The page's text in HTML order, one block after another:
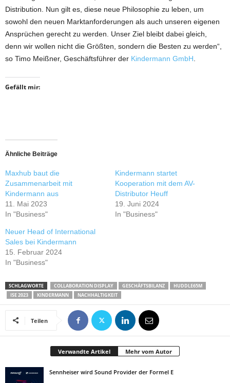
Distribution. Nun gilt es, diese neue Philosophie zu leben, um
sowohl den neuen Marktanforderungen als auch unseren eigenen
Ansprüchen gerecht zu werden. Unser Ziel bleibt dabei gleich,
denn wir wollen nicht die Größten, sondern die Besten zu werden“,
so Timo Meißner, Geschäftsführer der Kindermann GmbH
Gefällt mir:
Ähnliche Beiträge
Maxhub baut die
Zusammenarbeit mit
Kindermann aus
11. Mai 2023
In "Business"
Kindermann startet
Kooperation mit dem AV-
Distributor Heuff
19. Juni 2024
In "Business"
Neuer Head of International
Sales bei Kindermann
15. Februar 2024
In "Business"
SCHLAGWORTE COLLABORATION DISPLAY GESCHÄFTSBILANZ
HUDDLE65M
ISE 2023
KINDERMANN NACHHALTIGKEIT
Teilen
Verwandte Artikel Mehr vom Autor
Sennheiser wird Sound Provider der Formel E